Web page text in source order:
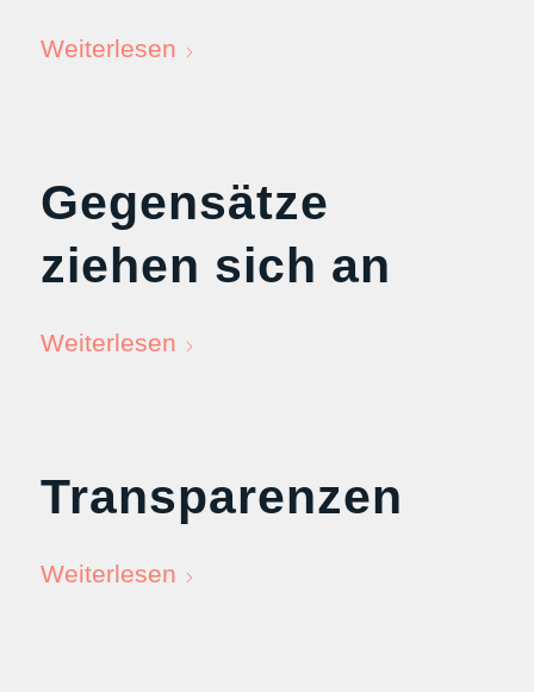
Weiterlesen
Gegensätze
ziehen sich an
Weiterlesen
Transparenzen
Weiterlesen